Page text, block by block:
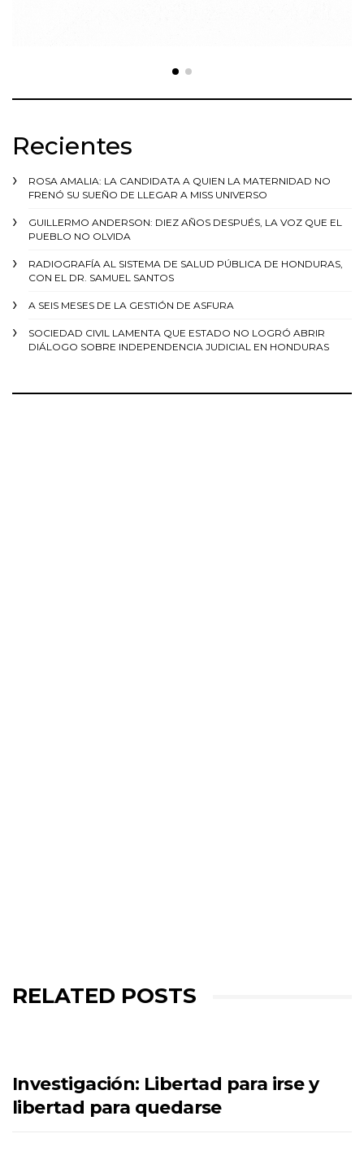
Recientes
ROSA AMALIA: LA CANDIDATA A QUIEN LA MATERNIDAD NO
FRENÓ SU SUEÑO DE LLEGAR A MISS UNIVERSO
GUILLERMO ANDERSON: DIEZ AÑOS DESPUÉS, LA VOZ QUE EL
PUEBLO NO OLVIDA
RADIOGRAFÍA AL SISTEMA DE SALUD PÚBLICA DE HONDURAS,
CON EL DR. SAMUEL SANTOS
A SEIS MESES DE LA GESTIÓN DE ASFURA
SOCIEDAD CIVIL LAMENTA QUE ESTADO NO LOGRÓ ABRIR
DIÁLOGO SOBRE INDEPENDENCIA JUDICIAL EN HONDURAS
RELATED POSTS
Investigación: Libertad para irse y
libertad para quedarse